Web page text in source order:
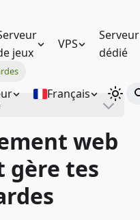
jeux
VPS
Serveur
dédié
Français
web
gère tes